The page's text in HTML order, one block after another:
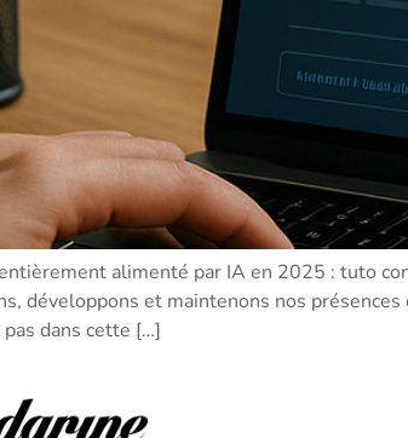
alimenté par IA en 2025 : tuto
développons et maintenons nos
dans cette […]